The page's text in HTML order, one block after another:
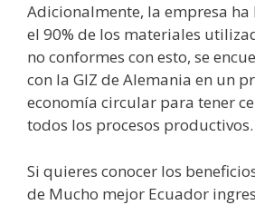
Adicionalmente, la empresa
el 90% de los materiales
no conformes con esto, se
con la GIZ de Alemania en un
economía circular para tener
todos los procesos productivos.
Si quieres conocer los
de Mucho mejor Ecuador